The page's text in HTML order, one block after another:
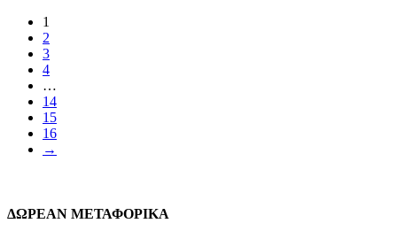
1
2
3
4
…
14
15
16
→
ΔΩΡΕΑΝ ΜΕΤΑΦΟΡΙΚΑ